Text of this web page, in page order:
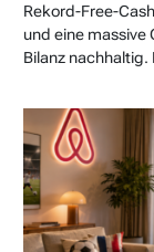
Rekord-Free-
und eine massive
Bilanz nachhaltig.